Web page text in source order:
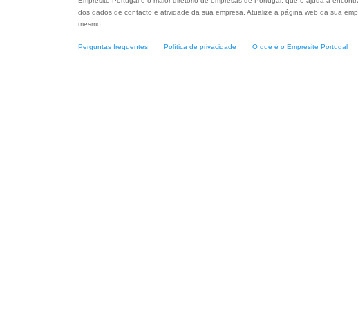
dos dados de contacto e atividade da sua empresa. Atualize a página web da sua
mesmo.
Perguntas frequentes Política de privacidade O que é o Empresite Portugal